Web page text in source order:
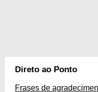
Direto ao Ponto
Frases de